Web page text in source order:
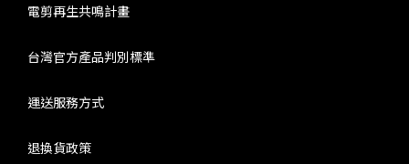
電剪再生共鳴計畫
台灣官方產品判別標準
運送服務方式
退換貨政策